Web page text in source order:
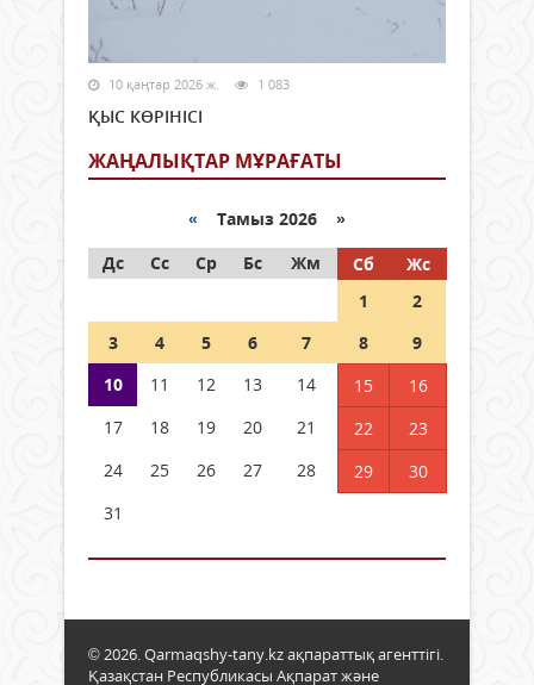
10 қаңтар 2026 ж. 1 083
ҚЫС КӨРІНІСІ
ЖАҢАЛЫҚТАР МҰРАҒАТЫ
« Тамыз 2026 »
Дс
Сс Ср Бс Жм Сб
Жс
1
2
3
4 5 6 7 8
9
10
11 12 13 14 15
16
17
18 19 20 21 22
23
24
25 26 27 28 29
30
31
© 2026. Qarmaqshy-tany.kz ақпараттық агенттігі.
Қазақстан Республикасы Ақпарат және